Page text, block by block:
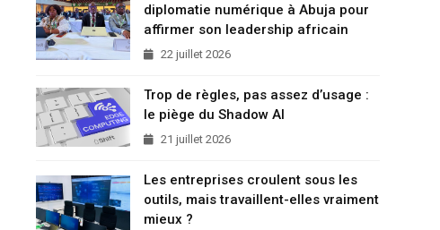
diplomatie numérique à Abuja pour
affirmer son leadership africain
22 juillet 2026
Trop de règles, pas assez d’usage :
le piège du Shadow AI
21 juillet 2026
Les entreprises croulent sous les
outils, mais travaillent-elles vraiment
mieux ?